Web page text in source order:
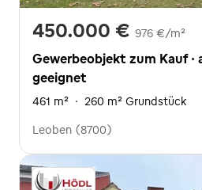
450.000 € 976 €/m²
Gewerbeobjekt zum Kauf ·
geeignet
461 m² · 260 m² Grundstück
Leoben (8700)